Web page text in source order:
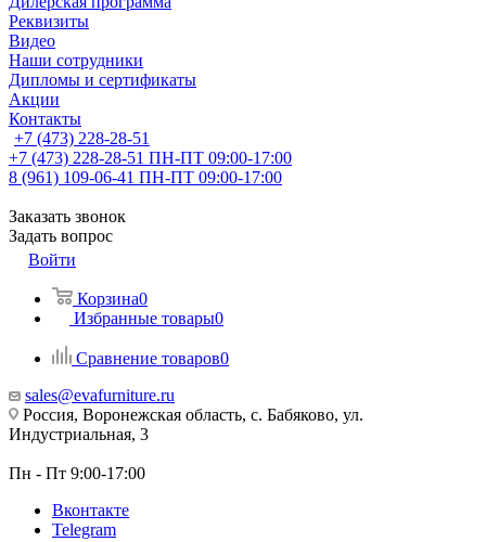
Реквизиты
Видео
Наши сотрудники
Дипломы и сертификаты
Акции
Контакты
+7 (473) 228-28-51
+7 (473) 228-28-51 ПН-ПТ 09:00-17:00
8 (961) 109-06-41 ПН-ПТ 09:00-17:00
Заказать звонок
Задать вопрос
Войти
Корзина0
Избранные товары0
Сравнение товаров0
sales@evafurniture.ru
Россия, Воронежская область, с. Бабяково, ул.
Индустриальная, 3
Пн - Пт 9:00-17:00
Вконтакте
Telegram